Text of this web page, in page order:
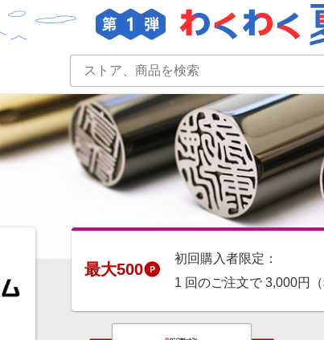
イベント一覧 ショッピング
最大500
初回購入者限定：
1 回のご注文で 3,000円